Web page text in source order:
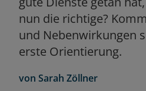
nun die richtige?
und Nebenwirkungen
erste Orientierung.
von Sarah Zöllner